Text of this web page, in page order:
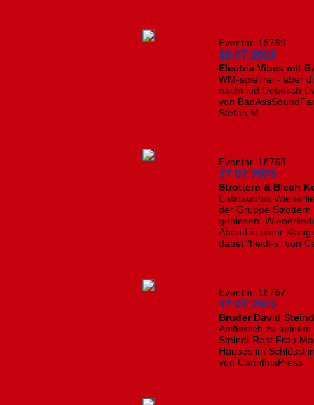
Eventnr. 18769
18.07.2026
Electric Vibes mit
WM-spielfrei - aber
nacht lud Dobesch
von
Stefan M
Eventnr. 18768
17.07.2026
Strottern & Blech
Entstaubtes
der Gruppe
geniesen.
Abend in einer
dabei "heidi-s" von
Eventnr. 18767
17.07.2026
Bruder David
Anlässlich zu
Steindl-Rast Frau
Hauses im Schlössl
von CarinthiaPress